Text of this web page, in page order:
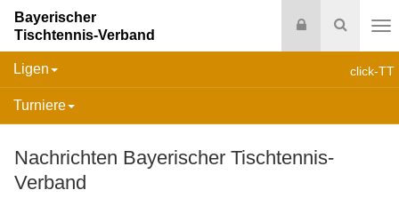
Suche
Login
Bayerischer
Tischtennis-Verband
click-TT
Ligen
Turniere
Nachrichten Bayerischer Tischtennis-
Verband